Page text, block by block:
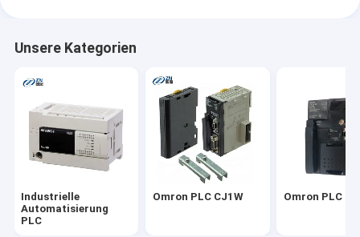
Fuji elektrisches HMI
Mitsubishi PLC-Modul
Touch Screen Mitsubishis HMI
Mitsubishi-Servomotor
Unsere Kategorien
Industrielle
Automatisierung
PLC
Omron PLC CJ1W Omron PLC